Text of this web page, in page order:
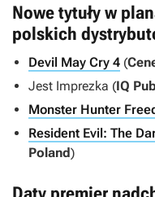
Nowe tytuły w
polskich
Devil May Cry 4 (
Jest Imprezka (IQ
Monster Hunter
Resident Evil: The
Poland)